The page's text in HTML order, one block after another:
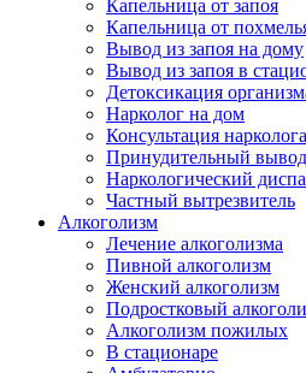
Капельница от запоя
Капельница от
Вывод из запоя на дому
Вывод из запоя в
Детоксикация
Нарколог на дом
Консультация нарколога
Принудительный вывод
Наркологический
Частный вытрезвитель
Алкоголизм
Лечение алкоголизма
Пивной алкоголизм
Женский алкоголизм
Подростковый
Алкоголизм пожилых
В стационаре